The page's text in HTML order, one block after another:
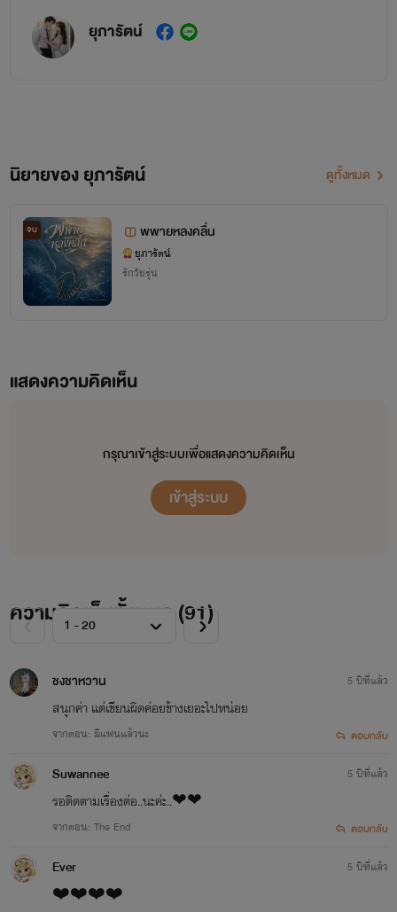
ยุภารัตน์
นิยายของ ยุภารัตน์ ดูทั้งหมด
จบ พพายหลงคลื่น
ยุภารัตน์
รักวัยรุ่น
แสดงความคิดเห็น
กรุณาเข้าสู่ระบบเพื่อแสดงความคิดเห็น
เข้าสู่ระบบ
ความคิดเห็นทั้งหมด (91)
ชงชาหวาน
สนุกค่า แต่เขียนผิดค่อยข้างเยอะไปหน่อย
จากตอน: มีแฟนแล้วนะ
5 ปีที่แล้ว
ตอบกลับ
Suwannee
รอติดตามเรื่องต่อ..นะค่ะ..❤❤
จากตอน: The End
5 ปีที่แล้ว
ตอบกลับ
Ever
❤️❤️❤️❤️
5 ปีที่แล้ว